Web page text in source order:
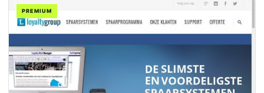
PREMIUM